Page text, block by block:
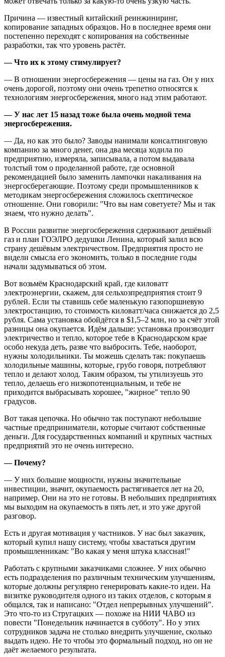
Причина — известный китайский реинжиниринг,
копирование западных образцов. Но в последнее время они
постепенно переходят с копирования на собственные
разработки, так что уровень растёт.
— Что их к этому стимулирует?
— В отношении энергосбережения — цены на газ. Он у них
очень дорогой, поэтому они очень трепетно относятся к
технологиям энергосбережения, много над этим работают.
— У нас лет 15 назад тоже была очень модной тема
энергосбережения.
— Да, но как это было? Заводы нанимали консалтинговую
компанию за много денег, она два месяца ходила по
предприятию, измеряла, записывала, а потом выдавала
толстый том о проделанной работе, где основной
рекомендацией было заменить лампочки накаливания на
энергосберегающие. Поэтому среди промышленников к
методикам энергосбережения сложилось скептическое
отношение. Они говорили: "Что вы нам советуете? Мы и так
знаем, что нужно делать".
В России развитие энергосбережения сдерживают дешёвый
газ и план ГОЭЛРО дедушки Ленина, который залил всю
страну дешёвым электричеством. Предприятия просто не
видели смысла его экономить, только в последние годы
начали задумываться об этом.
Вот возьмём Краснодарский край, где киловатт
электроэнергии, скажем, для сельхозпредприятия стоит 9
рублей. Если ты ставишь себе маленькую газопоршневую
электростанцию, то стоимость киловатт/часа снижается до 2,5
рубля. Сама установка обойдётся в $1,5–2 млн, но за счёт этой
разницы она окупается. Идём дальше: установка производит
электричество и тепло, которое тебе в Краснодарском крае
особо некуда деть, разве что выбросить. Тебе, наоборот,
нужны холодильники. Ты можешь сделать так: покупаешь
холодильные машины, которые, грубо говоря, потребляют
тепло и делают холод. Таким образом, ты утилизуешь это
тепло, делаешь его низкопотенциальным, и тебе не
приходится выбрасывать хорошее, "жирное" тепло 90
градусов.
Вот такая цепочка. Но обычно так поступают небольшие
частные предприниматели, которые считают собственные
деньги. Для государственных компаний и крупных частных
предприятий это не очень интересно.
— Почему?
— У них большие мощности, нужны значительные
инвестиции, значит, окупаемость растягивается лет на 20,
например. Они на это не готовы. В небольших предприятиях
мы выходим на окупаемость в пять лет, и это уже другой
разговор.
Есть и другая мотивация у частников. У нас был заказчик,
который купил нашу систему, чтобы хвастаться другим
промышленникам: "Во какая у меня штука классная!"
Работать с крупными заказчиками сложнее. У них обычно
есть подразделения по различным техническим улучшениям,
которые должны регулярно генерировать какие-то идеи. На
визитке руководителя одного из таких отделов, с которым я
общался, так и написано: "Отдел непрерывных улучшений".
Это что-то из Стругацких — похоже на НИИ ЧАВО из
повести "Понедельник начинается в субботу". Но у этих
сотрудников задача не столько внедрить улучшение, сколько
выдать идею. Не то чтобы это формальный подход, но он не
даёт желаемого результата.